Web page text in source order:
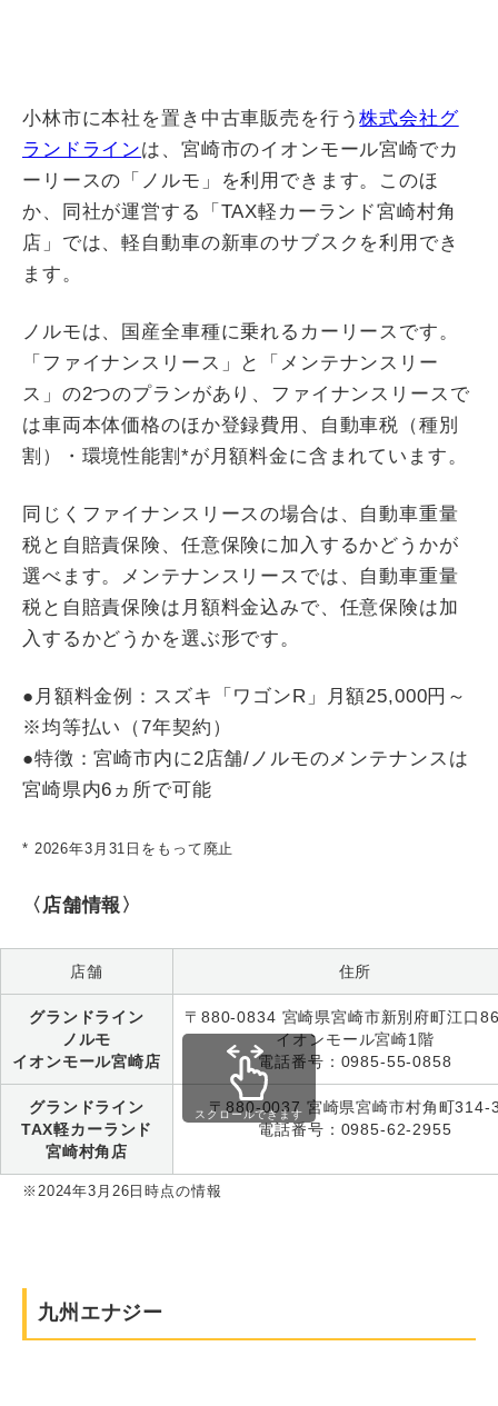
小林市に本社を置き中古車販売を行う株式会社グ
ランドラインは、宮崎市のイオンモール宮崎でカ
ーリースの「ノルモ」を利用できます。このほ
か、同社が運営する「TAX軽カーランド宮崎村角
店」では、軽自動車の新車のサブスクを利用でき
ます。
ノルモは、国産全車種に乗れるカーリースです。
「ファイナンスリース」と「メンテナンスリー
ス」の2つのプランがあり、ファイナンスリースで
は車両本体価格のほか登録費用、自動車税（種別
割）・環境性能割*が月額料金に含まれています。
同じくファイナンスリースの場合は、自動車重量
税と自賠責保険、任意保険に加入するかどうかが
選べます。メンテナンスリースでは、自動車重量
税と自賠責保険は月額料金込みで、任意保険は加
入するかどうかを選ぶ形です。
●月額料金例：スズキ「ワゴンR」月額25,000円～
※均等払い（7年契約）
●特徴：宮崎市内に2店舗/ノルモのメンテナンスは
宮崎県内6ヵ所で可能
* 2026年3月31日をもって廃止
〈店舗情報〉
店舗 住所
グランドライン
ノルモ
イオンモール宮崎店
〒880-0834 宮崎県宮崎市新別府町江口
イオンモール宮崎1階
電話番号：0985-55-0858
グランドライン
TAX軽カーランド
宮崎村角店
〒880-0037 宮崎県宮崎市村角町314-
電話番号：0985-62-2955
スクロールできます
※2024年3月26日時点の情報
九州エナジー